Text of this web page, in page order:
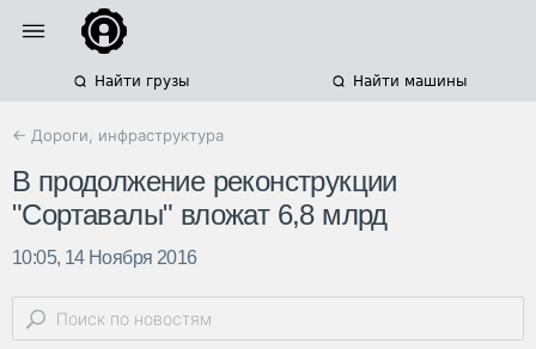
Найти грузы Найти машины
← Дороги, инфраструктура
В продолжение реконструкции
"Сортавалы" вложат 6,8 млрд
10:05, 14 Ноября 2016